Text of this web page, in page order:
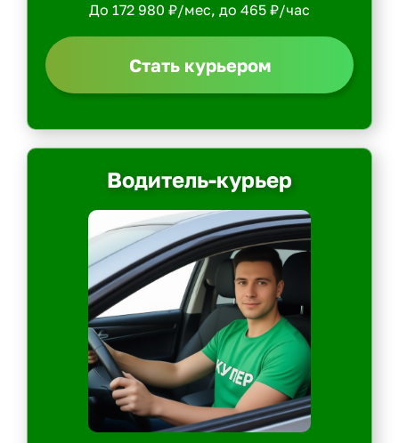
До 172 980 ₽/мес, до 465 ₽/час
Стать курьером
Водитель-курьер